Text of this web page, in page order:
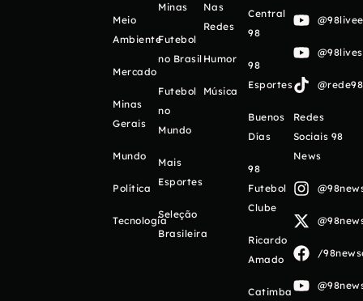
Meio
Ambiente
Mercado
Minas
Gerais
Mundo
Política
Tecnologia
Minas
Futebol
no Brasil
Futebol
no
Mundo
Mais
Esportes
Seleção
Brasileira
Nas
Redes
Humor
Música
Central
98
98
Esportes
Buenos
Días
98
Futebol
Clube
Ricardo
Amado
Catimba
Redes
Sociais 98
News
/